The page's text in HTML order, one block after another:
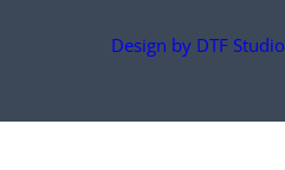
Design by DTF Studio